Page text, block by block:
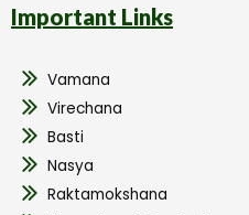
Important Links
Vamana
Virechana
Basti
Nasya
Raktamokshana